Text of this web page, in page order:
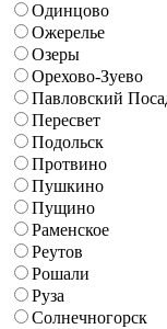
Одинцово
Ожерелье
Озеры
Орехово-Зуево
Павловский
Пересвет
Подольск
Протвино
Пушкино
Пущино
Раменское
Реутов
Рошали
Руза
Солнечногорск